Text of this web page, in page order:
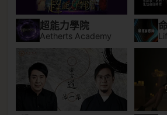
超能力學院
Aetherts Academy